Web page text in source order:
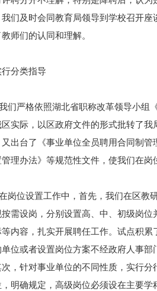
们及时会同教育局领导到学校召开
师们的认同和理解。
分类指导
们严格依照湖北省职称改革领导小
实际，以区政府文件的形式批转了
出台了《事业单位全员聘用合同制
理办法》等规范性文件，使我们在
岗位设置工作中，首先，我们在区
需设岗，分别设置高、中、初级岗
内容，扎实开展聘任工作。试点积
位或者设置岗位方案不经政府人事
，针对事业单位的不同性质，实行
明确规定，高级岗位必须设在主要